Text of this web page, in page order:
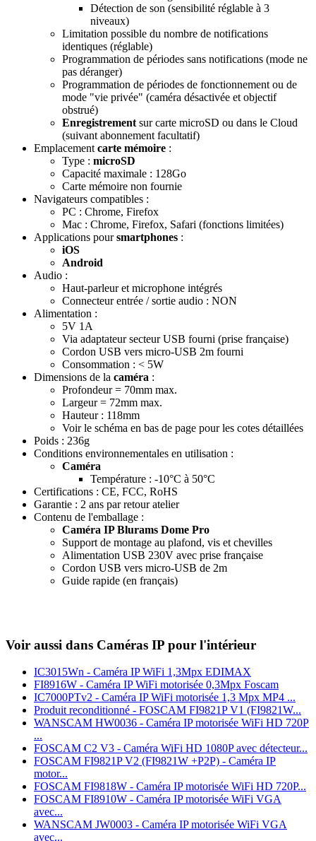
Détection de son (sensibilité réglable à 3
niveaux)
Limitation possible du nombre de notifications
identiques (réglable)
Programmation de périodes sans notifications (mode ne
pas déranger)
Programmation de périodes de fonctionnement ou de
mode "vie privée" (caméra désactivée et objectif
obstrué)
Enregistrement sur carte microSD ou dans le Cloud
(suivant abonnement facultatif)
Emplacement carte mémoire :
Type : microSD
Capacité maximale : 128Go
Carte mémoire non fournie
Navigateurs compatibles :
PC : Chrome, Firefox
Mac : Chrome, Firefox, Safari (fonctions limitées)
Applications poursmartphones :
iOS
Android
Audio :
Haut-parleur et microphone intégrés
Connecteur entrée / sortie audio : NON
Alimentation :
5V 1A
Via adaptateur secteur USB fourni (prise française)
Cordon USB vers micro-USB 2m fourni
Consommation : < 5W
Dimensions de la caméra :
Profondeur = 70mm max.
Largeur = 72mm max.
Hauteur : 118mm
Voir le schéma en bas de page pour les cotes détaillées
Poids : 236g
Conditions environnementales en utilisation :
Caméra
Température : -10°C à 50°C
Certifications : CE, FCC, RoHS
Garantie : 2 ans par retour atelier
Contenu de l'emballage :
Caméra IP Blurams Dome Pro
Support de montage au plafond, vis et chevilles
Alimentation USB 230V avec prise française
Cordon USB vers micro-USB de 2m
Guide rapide (en français)
Voir aussi dans Caméras IP pour l'intérieur
IC3015Wn - Caméra IP WiFi 1,3Mpx EDIMAX
FI8916W - Caméra IP WiFi motorisée 0,3Mpx Foscam
IC7000PTv2 - Caméra IP WiFi motorisée 1,3 Mpx MP4 ...
Produit reconditionné - FOSCAM FI9821P V1 (FI9821W...
WANSCAM HW0036 - Caméra IP motorisée WiFi HD 720P
...
FOSCAM C2 V3 - Caméra WiFi HD 1080P avec détecteur...
FOSCAM FI9821P V2 (FI9821W +P2P) - Caméra IP
motor...
FOSCAM FI9818W - Caméra IP motorisée WiFi HD 720P...
FOSCAM FI8910W - Caméra IP motorisée WiFi VGA
avec...
WANSCAM JW0003 - Caméra IP motorisée WiFi VGA
avec...